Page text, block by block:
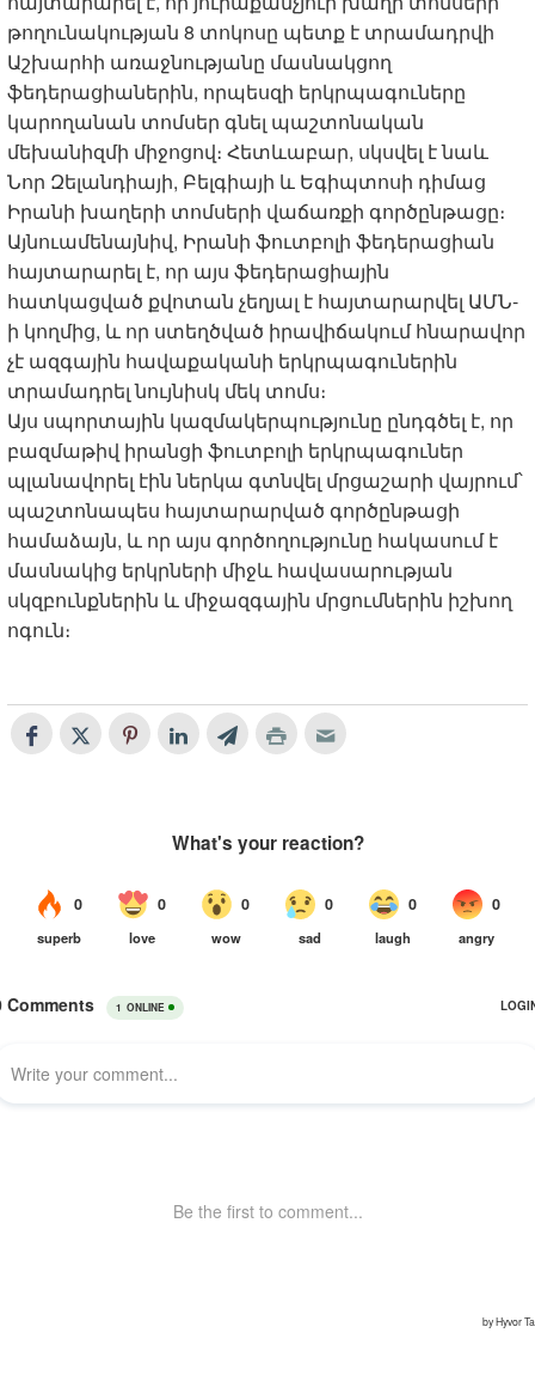
թողունակության 8 տոկոսը պետք է տրամադրվի
Աշխարհի առաջնությանը մասնակցող
ֆեդերացիաներին, որպեսզի երկրպագուները
կարողանան տոմսեր գնել պաշտոնական
մեխանիզմի միջոցով։ Հետևաբար, սկսվել է նաև
Նոր Զելանդիայի, Բելգիայի և Եգիպտոսի դիմաց
Իրանի խաղերի տոմսերի վաճառքի գործընթացը։
Այնուամենայնիվ, Իրանի ֆուտբոլի ֆեդերացիան
հայտարարել է, որ այս ֆեդերացիային
հատկացված քվոտան չեղյալ է հայտարարվել ԱՄՆ-
ի կողմից, և որ ստեղծված իրավիճակում հնարավոր
չէ ազգային հավաքականի երկրպագուներին
տրամադրել նույնիսկ մեկ տոմս։
Այս սպորտային կազմակերպությունը ընդգծել է, որ
բազմաթիվ իրանցի ֆուտբոլի երկրպագուներ
պլանավորել էին ներկա գտնվել մրցաշարի վայրում՝
պաշտոնապես հայտարարված գործընթացի
համաձայն, և որ այս գործողությունը հակասում է
մասնակից երկրների միջև հավասարության
սկզբունքներին և միջազգային մրցումներին իշխող
ոգուն։